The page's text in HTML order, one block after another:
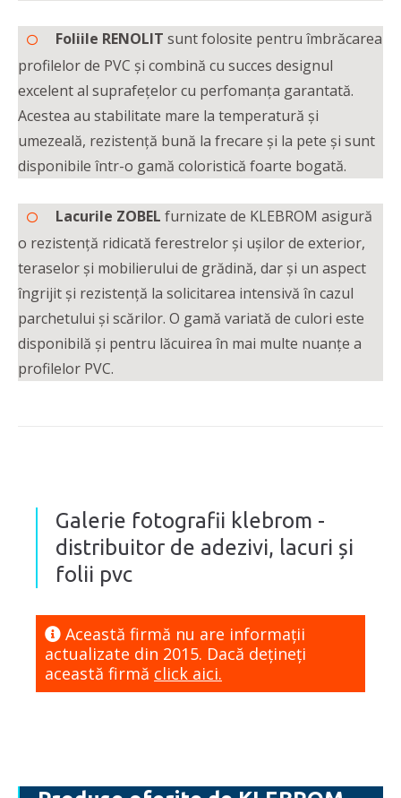
Foliile RENOLIT sunt folosite pentru îmbrăcarea
profilelor de PVC și combină cu succes designul
excelent al suprafețelor cu perfomanța garantată.
Acestea au stabilitate mare la temperatură și
umezeală, rezistență bună la frecare și la pete și sunt
disponibile într-o gamă coloristică foarte bogată.
Lacurile ZOBEL furnizate de KLEBROM asigură
o rezistență ridicată ferestrelor și ușilor de exterior,
teraselor și mobilierului de grădină, dar și un aspect
îngrijit și rezistență la solicitarea intensivă în cazul
parchetului și scărilor. O gamă variată de culori este
disponibilă și pentru lăcuirea în mai multe nuanțe a
profilelor PVC.
Galerie fotografii klebrom -
distribuitor de adezivi, lacuri și
folii pvc
Această firmă nu are informaţii
actualizate din 2015. Dacă dețineți
această firmă click aici.